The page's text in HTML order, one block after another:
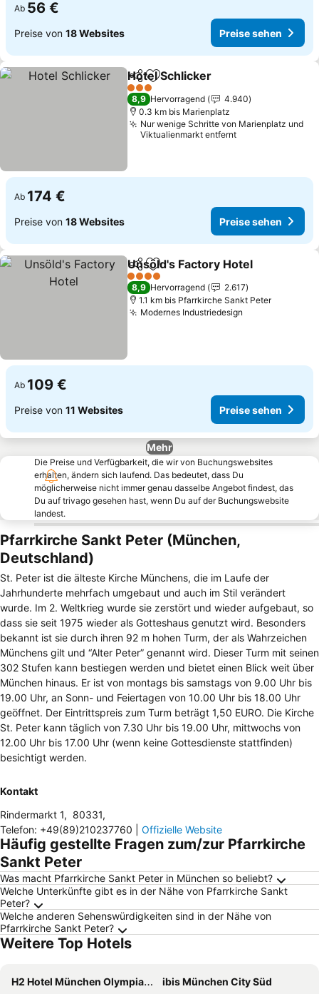
Ab 56 €
Preise von 18 Websites Preise sehen
TeilenZu Favoriten hinzufügen
Hotel Schlicker
3 Sterne
8,9 Hervorragend
4.940
0.3 km bis Marienplatz
Nur wenige Schritte von Marienplatz und
Viktualienmarkt entfernt
Ab 174 €
Preise von 18 Websites Preise sehen
TeilenZu Favoriten hinzufügen
Unsöld's Factory Hotel
4 Sterne
8,9 Hervorragend
2.617
1.1 km bis Pfarrkirche Sankt Peter
Modernes Industriedesign
Ab 109 €
Preise von 11 Websites Preise sehen
Mehr
Die Preise und Verfügbarkeit, die wir von Buchungswebsites
erhalten, ändern sich laufend. Das bedeutet, dass Du
möglicherweise nicht immer genau dasselbe Angebot findest, das
Du auf trivago gesehen hast, wenn Du auf der Buchungswebsite
landest.
Pfarrkirche Sankt Peter (München,
Deutschland)
St. Peter ist die älteste Kirche Münchens, die im Laufe der
Jahrhunderte mehrfach umgebaut und auch im Stil verändert
wurde. Im 2. Weltkrieg wurde sie zerstört und wieder aufgebaut, so
dass sie seit 1975 wieder als Gotteshaus genutzt wird. Besonders
bekannt ist sie durch ihren 92 m hohen Turm, der als Wahrzeichen
Münchens gilt und “Alter Peter” genannt wird. Dieser Turm mit seinen
302 Stufen kann bestiegen werden und bietet einen Blick weit über
München hinaus. Er ist von montags bis samstags von 9.00 Uhr bis
19.00 Uhr, an Sonn- und Feiertagen von 10.00 Uhr bis 18.00 Uhr
geöffnet. Der Eintrittspreis zum Turm beträgt 1,50 EURO. Die Kirche
St. Peter kann täglich von 7.30 Uhr bis 19.00 Uhr, mittwochs von
12.00 Uhr bis 17.00 Uhr (wenn keine Gottesdienste stattfinden)
besichtigt werden.
Kontakt
Rindermarkt 1, 80331,
Telefon: +49(89)210237760 Offizielle Website
Häufig gestellte Fragen zum/zur Pfarrkirche
Sankt Peter
Was macht Pfarrkirche Sankt Peter in München so beliebt?
Welche Unterkünfte gibt es in der Nähe von Pfarrkirche Sankt
Peter?
Welche anderen Sehenswürdigkeiten sind in der Nähe von
Pfarrkirche Sankt Peter?
Weitere Top Hotels
H2 Hotel München Olympiapark
ibis München City Süd